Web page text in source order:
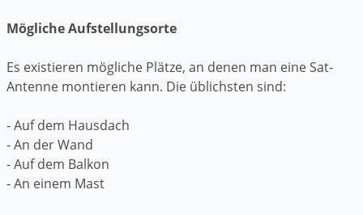
Mögliche Aufstellungsorte
Es existieren mögliche Plätze, an denen man eine Sat-
Antenne montieren kann. Die üblichsten sind:
- Auf dem Hausdach
- An der Wand
- Auf dem Balkon
- An einem Mast